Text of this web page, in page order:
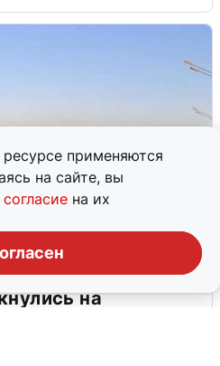
применяются
на сайте, вы
согласие на их
на